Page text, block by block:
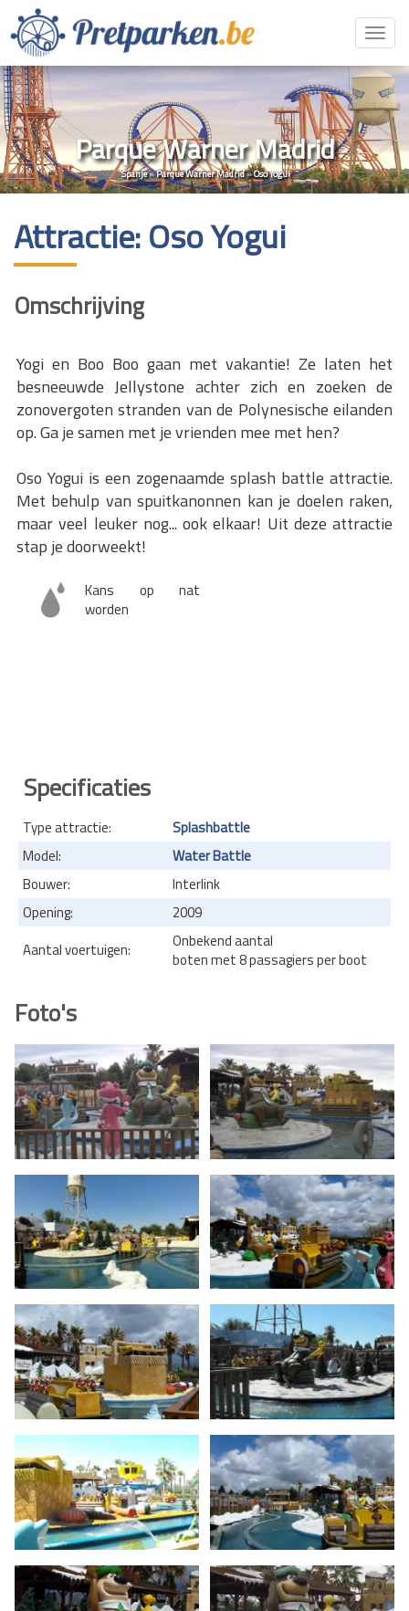
Parque Warner Madrid
Spanje»Parque Warner Madrid»Oso Yogui
Attractie: Oso Yogui
Omschrijving
Yogi en Boo Boo gaan met vakantie! Ze laten het
besneeuwde Jellystone achter zich en zoeken de
zonovergoten stranden van de Polynesische eilanden
op. Ga je samen met je vrienden mee met hen?
Oso Yogui is een zogenaamde splash battle attractie.
Met behulp van spuitkanonnen kan je doelen raken,
maar veel leuker nog... ook elkaar! Uit deze attractie
stap je doorweekt!
Kans op nat
worden
Specificaties
Type attractie:
Splashbattle
Model:
Water Battle
Bouwer:
Interlink
Opening:
2009
Aantal voertuigen:
Onbekend aantal
boten met 8 passagiers per boot
Foto's